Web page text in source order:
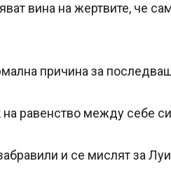
вина на жертвите, че
причина за
на равенство между себе
и се мислят за